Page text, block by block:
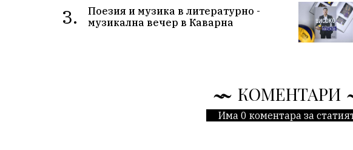
3.
Поезия и музика в литературно -
музикална вечер в Каварна
КОМЕНТАРИ
Има 0 коментара за